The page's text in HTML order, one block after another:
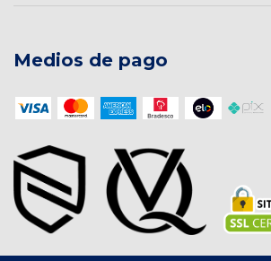
Medios de pago